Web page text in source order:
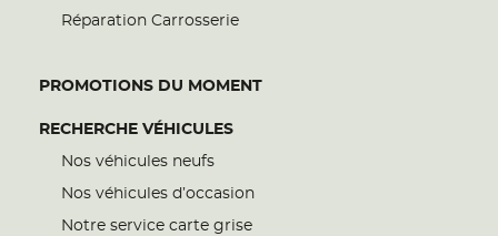
Réparation Carrosserie
PROMOTIONS DU MOMENT
RECHERCHE VÉHICULES
Nos véhicules neufs
Nos véhicules d’occasion
Notre service carte grise